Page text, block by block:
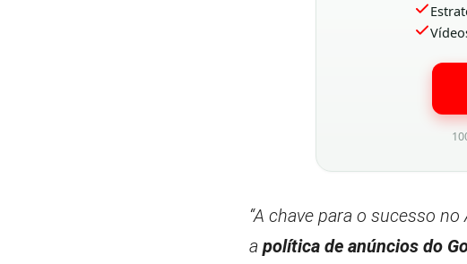
“A chave para o sucesso
a política de anúncios do